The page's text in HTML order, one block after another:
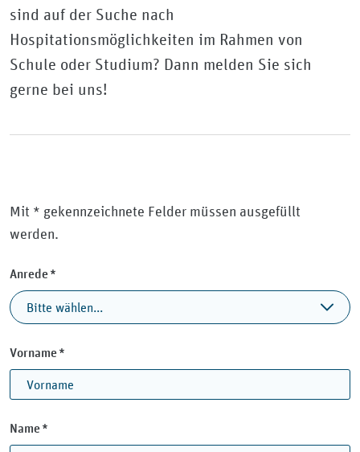
sind auf der Suche nach
Hospitationsmöglichkeiten im Rahmen von
Schule oder Studium? Dann melden Sie sich
gerne bei uns!
Mit * gekennzeichnete Felder müssen ausgefüllt
werden.
Anrede*
Vorname*
Nachname
Name*